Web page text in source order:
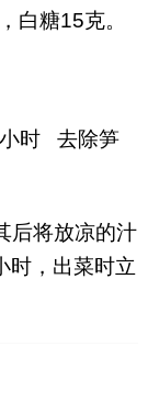
白糖15克。
时 去除笋
后将放凉的汁
时，出菜时立